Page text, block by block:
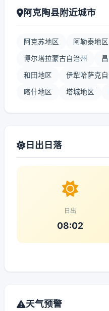
阿克陶县附近城市
阿克苏地区 阿勒泰地区
博尔塔拉蒙古自治州
和田地区 伊犁哈萨克自
喀什地区 塔城地区
日出日落
日出
08:02
天气预警